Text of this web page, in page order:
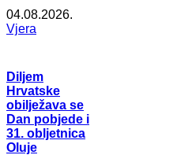
04.08.2026.
Vjera
Diljem
Hrvatske
obilježava se
Dan pobjede i
31. obljetnica
Oluje